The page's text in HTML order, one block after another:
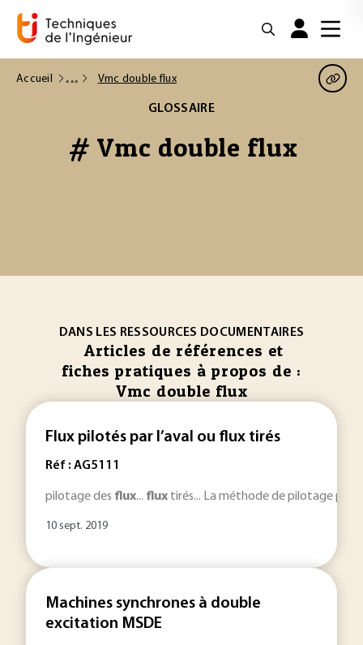
Accueil Vmc double flux
GLOSSAIRE
# Vmc double flux
DANS LES RESSOURCES DOCUMENTAIRES
Articles de références et
fiches pratiques à propos de :
Vmc double flux
Flux pilotés par l’aval ou flux tirés
Réf : AG5111
pilotage des flux... flux tirés... La méthode de pilotage par
10 sept. 2019
Machines synchrones à double
excitation MSDE